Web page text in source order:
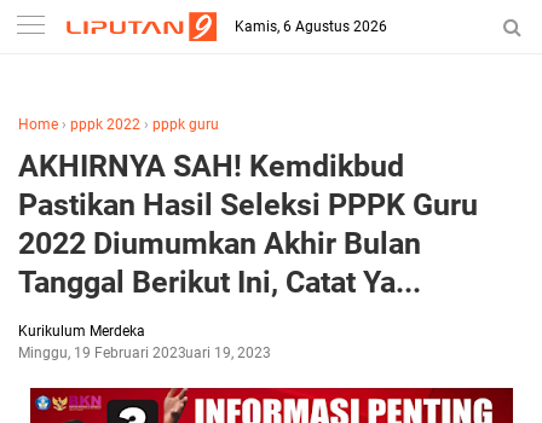
-->
Kamis, 6 Agustus 2026
Home › pppk 2022 › pppk guru
AKHIRNYA SAH! Kemdikbud
Pastikan Hasil Seleksi PPPK Guru
2022 Diumumkan Akhir Bulan
Tanggal Berikut Ini, Catat Ya...
Kurikulum Merdeka
Minggu, 19 Februari 2023Februari 19, 2023